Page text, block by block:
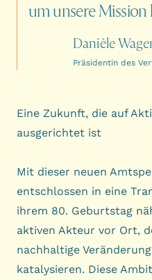
um unsereMission
Danièle
Präsidentin des
Eine Zukunft, die auf
ausgerichtet ist
Mit dieser neuen
entschlossen in eine
ihrem 80. Geburtstag
aktiven Akteur vor Ort,
nachhaltige
katalysieren. Diese